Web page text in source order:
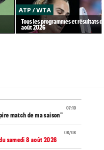
ATP / WTA
Tous les programmes et résultats
août 2026
07:10
match de ma saison"
08/08
samedi 8 août 2026